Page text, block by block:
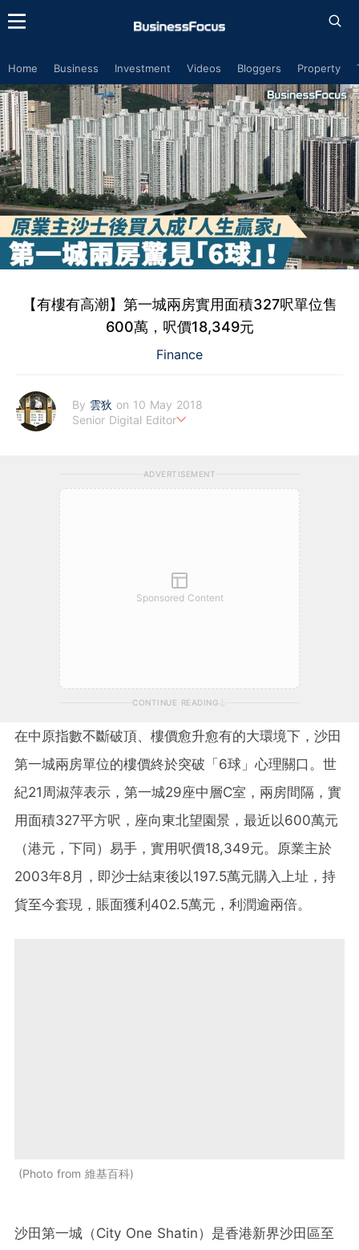
Home Business Investment Videos Bloggers Property
【有樓有高潮】第一城兩房實用面積327呎單位售
600萬，呎價18,349元
Finance
By 雲狄 on 10 May 2018
Senior Digital Editor
ADVERTISEMENT
Sponsored Content
CONTINUE READING
在中原指數不斷破頂、樓價愈升愈有的大環境下，沙田
第一城兩房單位的樓價終於突破「6球」心理關口。世
紀21周淑萍表示，第一城29座中層C室，兩房間隔，實
用面積327平方呎，座向東北望園景，最近以600萬元
（港元，下同）易手，實用呎價18,349元。原業主於
2003年8月，即沙士結束後以197.5萬元購入上址，持
貨至今套現，賬面獲利402.5萬元，利潤逾兩倍。
Photo from 維基百科
沙田第一城（City One Shatin）是香港新界沙田區至